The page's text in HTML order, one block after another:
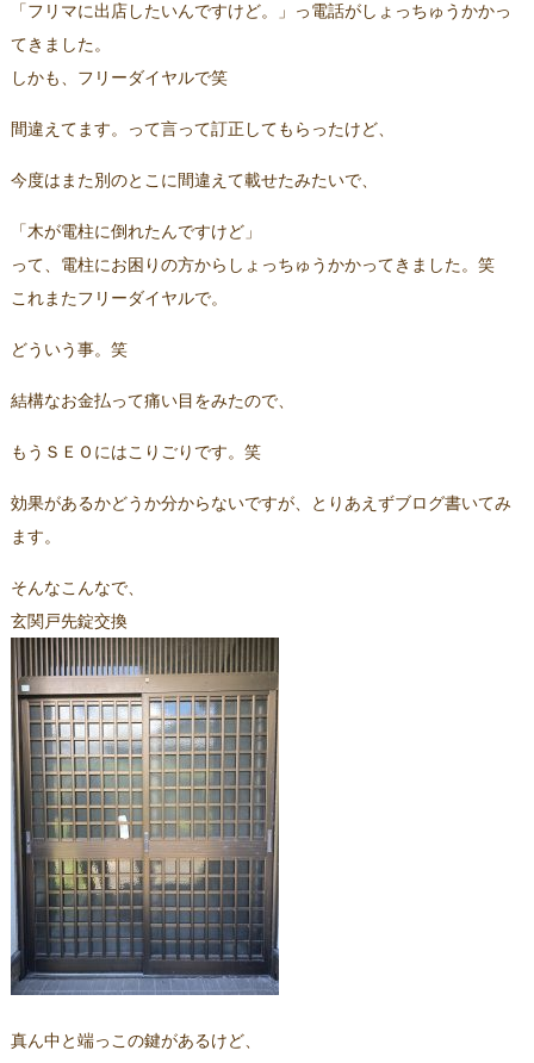
「フリマに出店したいんですけど。」っ電話がしょっちゅうかかっ
てきました。
しかも、フリーダイヤルで笑
間違えてます。って言って訂正してもらったけど、
今度はまた別のとこに間違えて載せたみたいで、
「木が電柱に倒れたんですけど」
って、電柱にお困りの方からしょっちゅうかかってきました。笑
これまたフリーダイヤルで。
どういう事。笑
結構なお金払って痛い目をみたので、
もうＳＥＯにはこりごりです。笑
効果があるかどうか分からないですが、とりあえずブログ書いてみ
ます。
そんなこんなで、
玄関戸先錠交換
真ん中と端っこの鍵があるけど、